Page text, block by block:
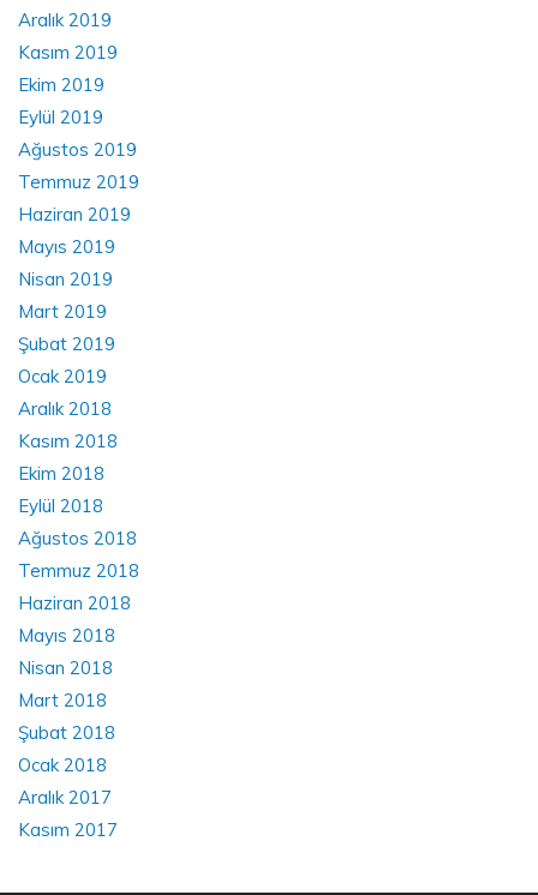
Aralık 2019
Kasım 2019
Ekim 2019
Eylül 2019
Ağustos 2019
Temmuz 2019
Haziran 2019
Mayıs 2019
Nisan 2019
Mart 2019
Şubat 2019
Ocak 2019
Aralık 2018
Kasım 2018
Ekim 2018
Eylül 2018
Ağustos 2018
Temmuz 2018
Haziran 2018
Mayıs 2018
Nisan 2018
Mart 2018
Şubat 2018
Ocak 2018
Aralık 2017
Kasım 2017